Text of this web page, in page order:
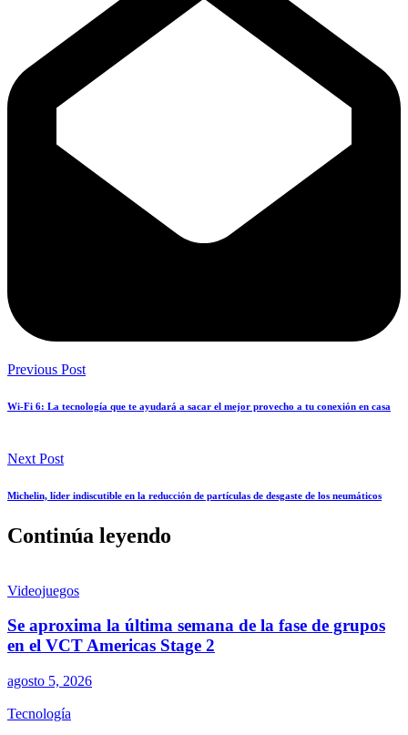
Previous Post
Wi-Fi 6: La tecnología que te ayudará a sacar el mejor provecho a tu conexión en casa
Next Post
Michelin, líder indiscutible en la reducción de partículas de desgaste de los neumáticos
Continúa leyendo
Videojuegos
Se aproxima la última semana de la fase de grupos
en el VCT Americas Stage 2
agosto 5, 2026
Tecnología